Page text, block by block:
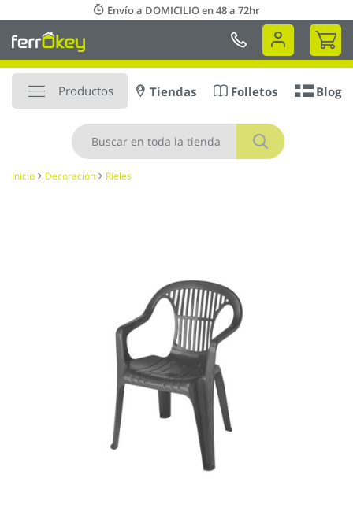
al
contenido
Envío a DOMICILIO en 48 a 72hr
Mi
Productos
Buscar
Tiendas Folletos Blog
Inicio Decoración Rieles